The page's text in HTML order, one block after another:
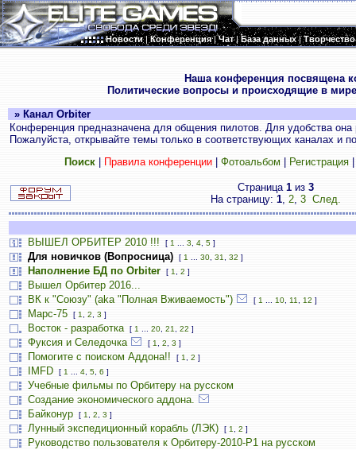
Новости|Конференция|Чат|База данных|Творчество
Наша конференция посвящена
Политические вопросы и происходящие в
» Канал Orbiter
Конференция предназначена для общения пилотов. Для удобства
Пожалуйста, открывайте темы только в соответствующих каналах и
Поиск| Правила конференции| Фотоальбом Регистрация
Страница 1 из 3
На страницу: 1, 2, 3 След.
ВЫШЕЛ ОРБИТЕР 2010 !!! [ 1 3 4 5 ]
Для новичков (Вопросница) [ 1 30 31 32 ]
Наполнение БД по Orbiter [ 1 2 ]
Вышел Орбитер 2016...
ВК к "Союзу" (aka "Полная Вживаемость")
[ 1 10 11 12 ]
Марс-75 [ 1 2 3 ]
Восток - разработка [ 1 20 21 22 ]
Фуксия и Селедочка [ 1 2 3 ]
Помогите с поиском Аддона!! [ 1 2 ]
IMFD [ 1 4 5 6 ]
Учебные фильмы по Орбитеру на русском
Создание экономического аддона.
Байконур
[ 1 2 3 ]
Лунный экспедиционный корабль (ЛЭК) [ 1 2 ]
Руководство пользователя к Орбитеру-2010-P1 на русском